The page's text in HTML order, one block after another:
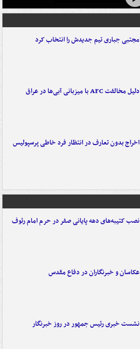
مجتبی جباری تیم جدیدش را انتخاب کرد
دلیل مخالفت AFC با میزبانی آبی‌ها در عراق
اخراج بدون تعارف در انتظار فرد خاطی پرسپولیس
نصب کتیبه‌های دهه پایانی صفر در حرم امام رئوف
عکاسان و خبرنگاران در دفاع مقدس
نشست خبری رئیس جمهور در روز خبرنگار